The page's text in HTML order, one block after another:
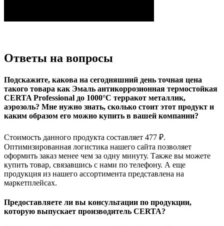
Ответы на вопросы
Подскажите, какова на сегодняшний день точная цена
такого товара как Эмаль антикоррозионная термостойкая
CERTA Professional до 1000°С терракот металлик,
аэрозоль? Мне нужно знать, сколько стоит этот продукт и
каким образом его можно купить в вашей компании?
Стоимость данного продукта составляет 477 ₽.
Оптимизированная логистика нашего сайта позволяет
оформить заказ менее чем за одну минуту. Также вы можете
купить товар, связавшись с нами по телефону. А еще
продукция из нашего ассортимента представлена на
маркетплейсах.
Предоставляете ли вы консультации по продукции,
которую выпускает производитель CERTA?